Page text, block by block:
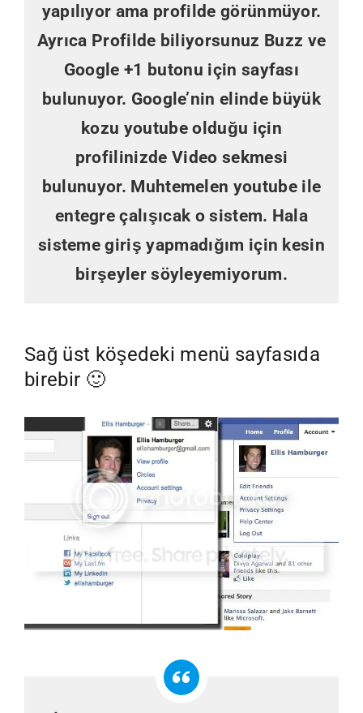
yapılıyor ama profilde görünmüyor.
Ayrıca Profilde biliyorsunuz Buzz ve
Google +1 butonu için sayfası
bulunuyor. Google’nin elinde büyük
kozu youtube olduğu için
profilinizde Video sekmesi
bulunuyor. Muhtemelen youtube ile
entegre çalışıcak o sistem. Hala
sisteme giriş yapmadığım için kesin
birşeyler söyleyemiyorum.
Sağ üst köşedeki menü sayfasıda
birebir 🙂